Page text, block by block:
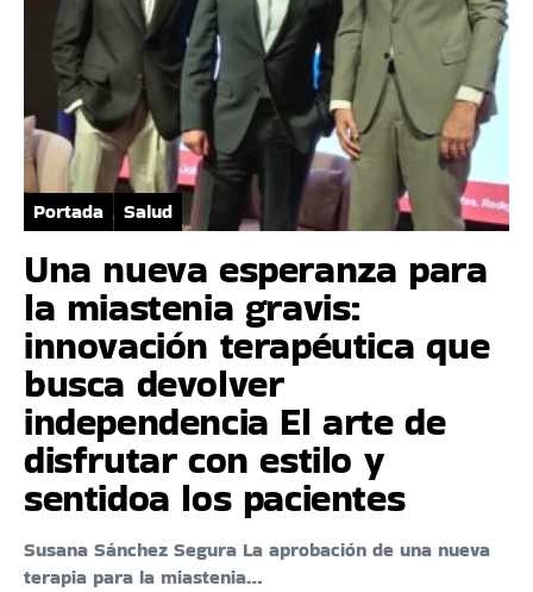
Portada Salud
Una nueva esperanza para
la miastenia gravis:
innovación terapéutica que
busca devolver
independencia El arte de
disfrutar con estilo y
sentidoa los pacientes
Susana Sánchez Segura La aprobación de una nueva
terapia para la miastenia…